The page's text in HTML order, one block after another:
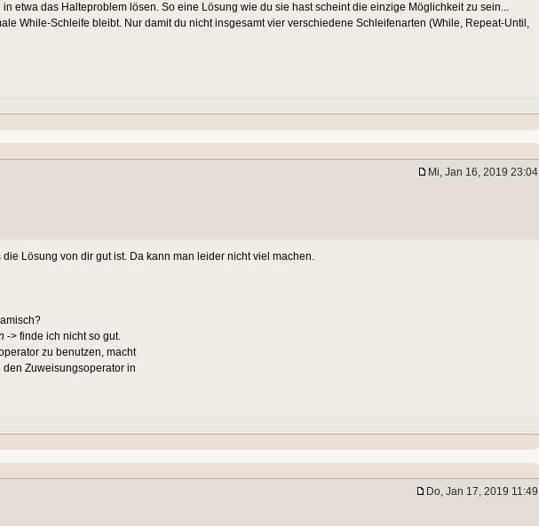
etwa das Halteproblem lösen. So eine Lösung wie du sie hast scheint die einzige Möglichkeit zu sein...
While-Schleife bleibt. Nur damit du nicht insgesamt vier verschiedene Schleifenarten (While, Repeat-Until,
Mi, Jan 16, 2019 23:04
Lösung von dir gut ist. Da kann man leider nicht viel machen.
-> finde ich nicht so gut.
zu benutzen, macht
Zuweisungsoperator in
Do, Jan 17, 2019 11:49